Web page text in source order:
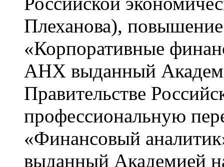
Плеханова),
«Корпоративные
АНХ выданный
Правительстве
профессиональную
«Финансовый
выданный Академией